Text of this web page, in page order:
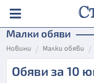
Малки обяви
Новини Малки обяви
Обяви за 10